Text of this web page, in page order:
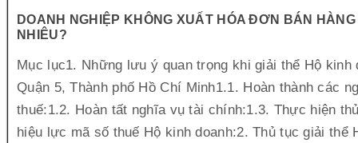
DOANH NGHIỆP KHÔNG XUẤT HÓA ĐƠN BÁN
NHIÊU?
Mục lục1. Những lưu ý quan trọng khi giải thể Hộ kinh
Quận 5, Thành phố Hồ Chí Minh1.1. Hoàn thành các
thuế:1.2. Hoàn tất nghĩa vụ tài chính:1.3. Thực hiện
hiệu lực mã số thuế Hộ kinh doanh:2. Thủ tục giải thể